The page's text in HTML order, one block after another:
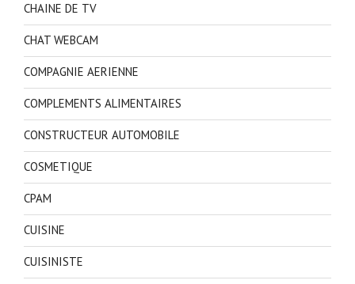
CHAINE DE TV
CHAT WEBCAM
COMPAGNIE AERIENNE
COMPLEMENTS ALIMENTAIRES
CONSTRUCTEUR AUTOMOBILE
COSMETIQUE
CPAM
CUISINE
CUISINISTE